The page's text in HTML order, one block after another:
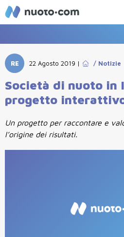
RE 22 Agosto 2019 | / Notizie
Società di nuoto in
progetto
Un progetto per raccontare e
l’origine dei risultati.